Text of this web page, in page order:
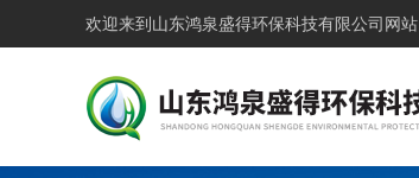
欢迎来到 山东鸿泉盛得环保科技有限公司网站